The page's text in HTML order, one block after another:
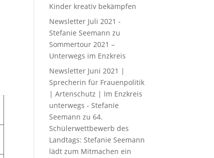
Kinder kreativ bekämpfen
Newsletter Juli 2021 -
Stefanie Seemann zu
Sommertour 2021 –
Unterwegs im Enzkreis
Newsletter Juni 2021 |
Sprecherin für Frauenpolitik
| Artenschutz | Im Enzkreis
unterwegs - Stefanie
Seemann zu64.
Schülerwettbewerb des
Landtags: Stefanie Seemann
lädt zum Mitmachen ein